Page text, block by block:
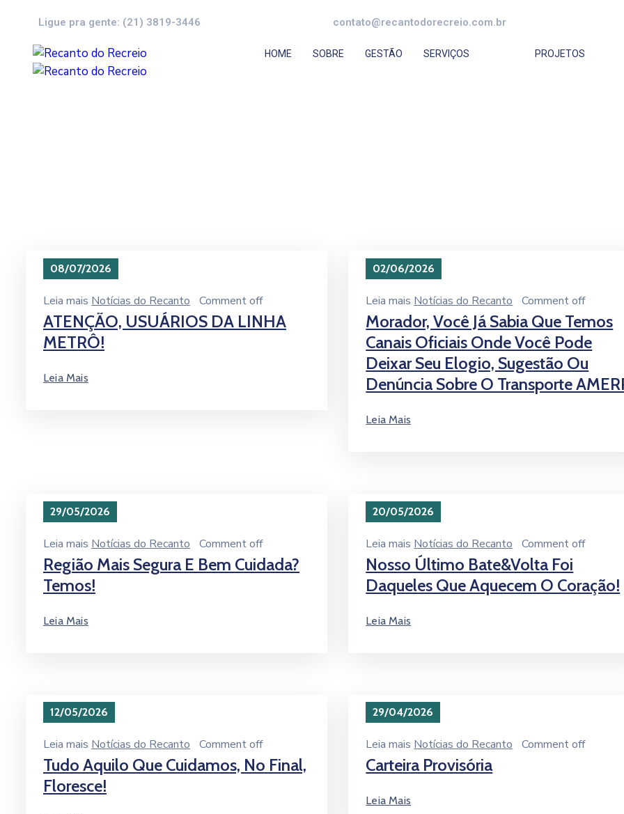
Ligue pra gente: (21) 3819-3446 contato@recantodorecreio.com.br
HOME SOBRE GESTÃO SERVIÇOS PROJETOS
08/07/2026
Leia mais Notícias do Recanto Comment off
ATENÇÃO, USUÁRIOS DA LINHA
METRÔ!
Leia Mais
02/06/2026
Leia mais Notícias do Recanto Comment off
Morador, Você Já Sabia Que Temos
Canais Oficiais Onde Você Pode
Deixar Seu Elogio, Sugestão Ou
Denúncia Sobre O Transporte
Leia Mais
29/05/2026
Leia mais Notícias do Recanto Comment off
Região Mais Segura E Bem Cuidada?
Temos!
Leia Mais
20/05/2026
Leia mais Notícias do Recanto Comment off
Nosso Último Bate&Volta Foi
Daqueles Que Aquecem O Coração!
Leia Mais
12/05/2026
Leia mais Notícias do Recanto Comment off
Tudo Aquilo Que Cuidamos, No Final,
Floresce!
29/04/2026
Leia mais Notícias do Recanto Comment off
Carteira Provisória
Leia Mais